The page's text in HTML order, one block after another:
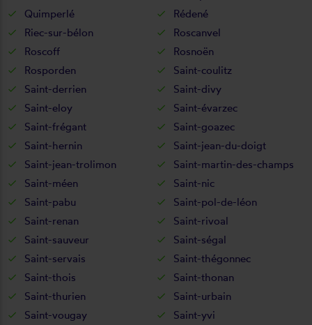
Quimperlé
Rédené
Riec-sur-bélon
Roscanvel
Roscoff
Rosnoën
Rosporden
Saint-coulitz
Saint-derrien
Saint-divy
Saint-eloy
Saint-évarzec
Saint-frégant
Saint-goazec
Saint-hernin
Saint-jean-du-doigt
Saint-jean-trolimon
Saint-martin-des-champs
Saint-méen
Saint-nic
Saint-pabu
Saint-pol-de-léon
Saint-renan
Saint-rivoal
Saint-sauveur
Saint-ségal
Saint-servais
Saint-thégonnec
Saint-thois
Saint-thonan
Saint-thurien
Saint-urbain
Saint-vougay
Saint-yvi